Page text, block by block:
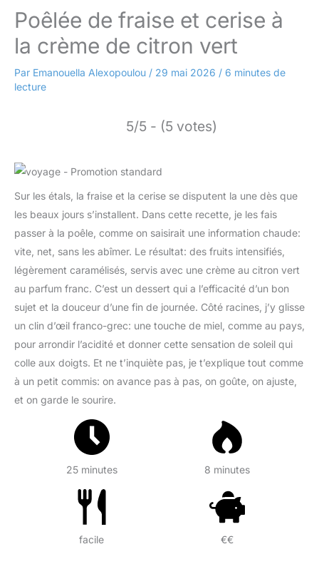
Poêlée de fraise et cerise à
la crème de citron vert
Par Emanouella Alexopoulou / 29 mai 2026 / 6 minutes de
lecture
5/5 - (5 votes)
Sur les étals, la fraise et la cerise se disputent la une dès que
les beaux jours s’installent. Dans cette recette, je les fais
passer à la poêle, comme on saisirait une information chaude:
vite, net, sans les abîmer. Le résultat: des fruits intensifiés,
légèrement caramélisés, servis avec une crème au citron vert
au parfum franc. C’est un dessert qui a l’efficacité d’un bon
sujet et la douceur d’une fin de journée. Côté racines, j’y glisse
un clin d’œil franco-grec: une touche de miel, comme au pays,
pour arrondir l’acidité et donner cette sensation de soleil qui
colle aux doigts. Et ne t’inquiète pas, je t’explique tout comme
à un petit commis: on avance pas à pas, on goûte, on ajuste,
et on garde le sourire.
25 minutes 8 minutes
facile €€